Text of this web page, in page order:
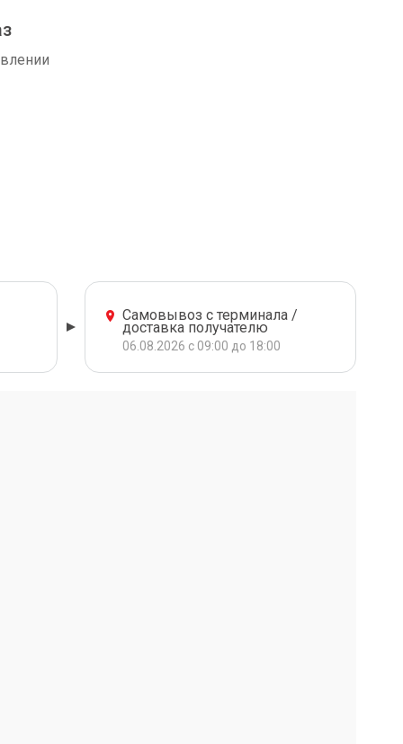
Самовывоз с терминала /
доставка получателю
06.08.2026 с 09:00 до 18:00